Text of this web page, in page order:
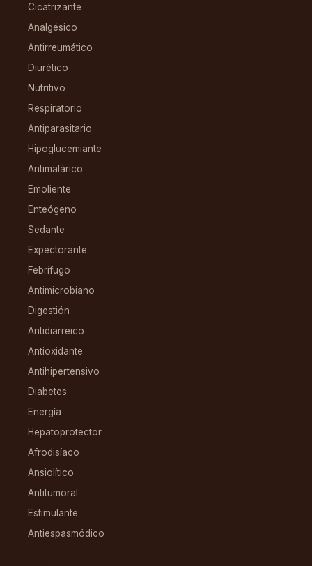
Cicatrizante
Analgésico
Antirreumático
Diurético
Nutritivo
Respiratorio
Antiparasitario
Hipoglucemiante
Antimalárico
Emoliente
Enteógeno
Sedante
Expectorante
Febrífugo
Antimicrobiano
Digestión
Antidiarreico
Antioxidante
Antihipertensivo
Diabetes
Energía
Hepatoprotector
Afrodisíaco
Ansiolítico
Antitumoral
Estimulante
Antiespasmódico